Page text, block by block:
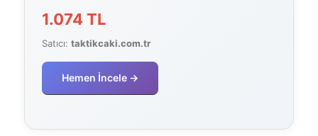
1.074 TL
Satıcı:taktikcaki.com.tr
Hemen İncele →